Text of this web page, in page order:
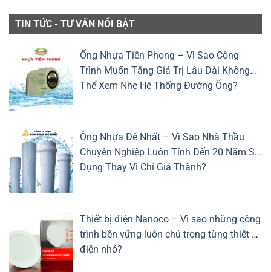
TIN TỨC - TƯ VẤN NỔI BẬT
Ống Nhựa Tiền Phong – Vì Sao Công
Trình Muốn Tăng Giá Trị Lâu Dài Không
Thể Xem Nhẹ Hệ Thống Đường Ống?
Ống Nhựa Đệ Nhất – Vì Sao Nhà Thầu
Chuyên Nghiệp Luôn Tính Đến 20 Năm Sử
Dụng Thay Vì Chỉ Giá Thành?
Thiết bị điện Nanoco – Vì sao những công
trình bền vững luôn chú trọng từng thiết bị
điện nhỏ?